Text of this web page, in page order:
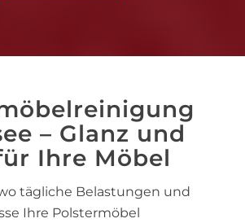
– Glanz und
Ihre Möbel
tägliche Belastungen und
Ihre Polstermöbel